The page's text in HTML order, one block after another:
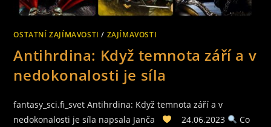
OSTATNÍ ZAJÍMAVOSTI / ZAJÍMAVOSTI
Antihrdina: Když temnota září a v
nedokonalosti je síla
fantasy_sci.fi_svet Antihrdina: Když temnota září a v
nedokonalosti je síla napsala Janča
24.06.2023
Co